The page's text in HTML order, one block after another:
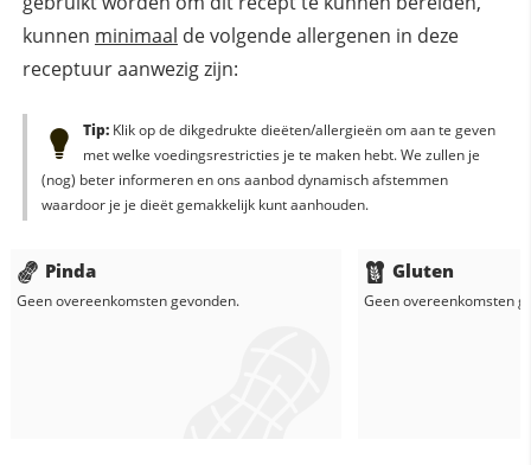
kunnen minimaal de volgende allergenen in deze
receptuur aanwezig zijn:
Tip:Klik op de dikgedrukte dieëten/allergieën om aan te geven
met welke voedingsrestricties je te maken hebt. We zullen je
(nog) beter informeren en ons aanbod dynamisch afstemmen
waardoor je je dieët gemakkelijk kunt aanhouden.
Pinda
Geen overeenkomsten gevonden.
Gluten
Geen overeenkomsten